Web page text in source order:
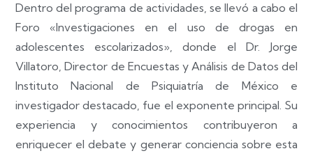
Dentro del programa de actividades, se llevó a cabo el
Foro «Investigaciones en el uso de drogas en
adolescentes escolarizados», donde el Dr. Jorge
Villatoro, Director de Encuestas y Análisis de Datos del
Instituto Nacional de Psiquiatría de México e
investigador destacado, fue el exponente principal. Su
experiencia y conocimientos contribuyeron a
enriquecer el debate y generar conciencia sobre esta